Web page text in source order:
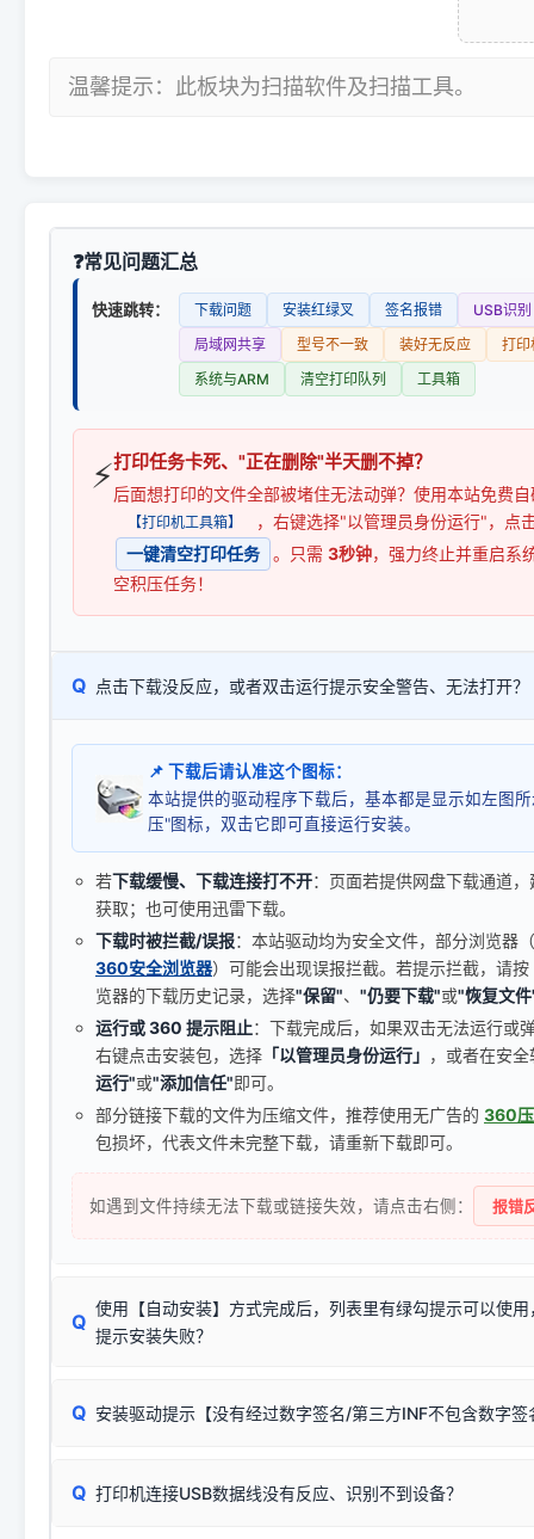
温馨提示：此板块为扫描软件及扫描工具。
常见问题汇总
快速跳转： 下载问题 安装红绿叉 签名报错
USB识别
局域网共享
型号不一致 装好无反应
打印
系统与ARM
清空打印队列 工具箱
⚡打印任务卡死、"正在删除"半天删不掉？
后面想打印的文件全部被堵住无法动弹？使用本站免费
【打印机工具箱】
，右键选择"以管理员身份运行"，点
一键清空打印任务
。只需 3秒钟，强力终止并重启系
空积压任务！
Q 点击下载没反应，或者双击运行提示安全警告、无法打开？
📌 下载后请认准这个图标：
本站提供的驱动程序下载后，基本都是显示如左图
压"图标，双击它即可直接运行安装。
若下载缓慢、下载连接打不开：页面若提供网盘下载通道
获取；也可使用迅雷下载。
下载时被拦截/误报：本站驱动均为安全文件，部分浏览器
360安全浏览器）可能会出现误报拦截。若提示拦截，请按
览器的下载历史记录，选择"保留"、 "仍要下载"或"恢复文
运行或 360 提示阻止：下载完成后，如果双击无法运行或
右键点击安装包，选择 「以管理员身份运行」 ，或者在安
运行"或"添加信任"即可。
部分链接下载的文件为压缩文件，推荐使用无广告的 360
包损坏，代表文件未完整下载，请重新下载即可。
如遇到文件持续无法下载或链接失效，请点击右侧： 报错
Q
使用【自动安装】方式完成后，列表里有绿勾提示可以使
提示安装失败？
由于本站驱动包集成了32位和64位驱动，自动安装程序在运
✔ 可以使用了
：代表与您当
Q 安装驱动提示【没有经过数字签名/第三方INF不包含数字
往往会弹出此类提示。
Q 打印机连接USB数据线没有反应、识别不到设备？